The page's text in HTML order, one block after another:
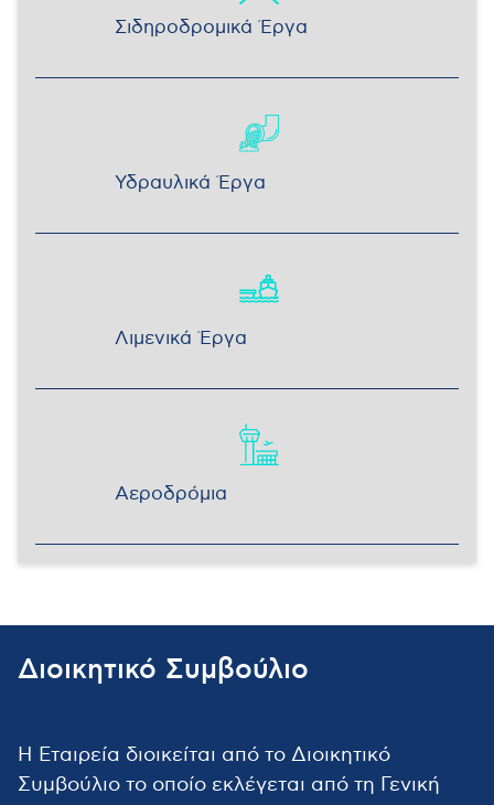
Σιδηροδρομικά Έργα
Υδραυλικά Έργα
Λιμενικά Έργα
Αεροδρόμια
Διοικητικό Συμβούλιο
Η Εταιρεία διοικείται από το Διοικητικό
Συμβούλιο το οποίο εκλέγεται από τη Γενική